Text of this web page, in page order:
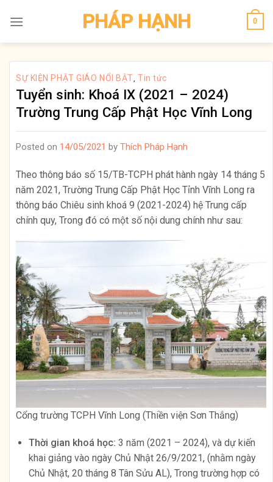
PHÁP HẠNH 0
SỰ KIỆN PHẬT GIÁO NỔI BẬT, Tin tức
Tuyển sinh: Khoá IX (2021 – 2024)
Trường Trung Cấp Phật Học Vĩnh Long
Posted on 14/05/2021 by Thích Pháp Hạnh
Theo thông báo số 15/TB-TCPH phát hành ngày 14 tháng 5
năm 2021, Trường Trung Cấp Phật Học Tỉnh Vĩnh Long ra
thông báo Chiêu sinh khoá 9 (2021-2024) hệ Trung cấp
chính quy, Trong đó có một số nội dung chính như sau:
Cổng trường TCPH Vĩnh Long (Thiền viện Sơn Thắng)
Thời gian khoá học: 3 năm (2021 – 2024), và dự kiến
khai giảng vào ngày Chủ Nhật 26/9/2021, (nhằm ngày
Chủ Nhật, 20 tháng 8 Tân Sửu AL), Trong trường hợp có